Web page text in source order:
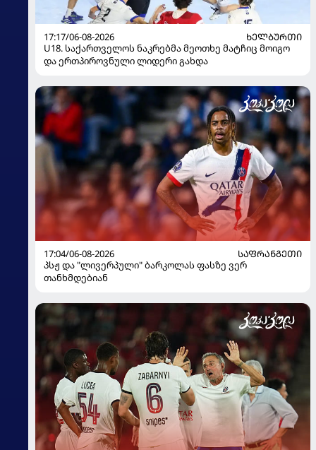
17:17/06-08-2026
ᲮᲔᲚᲑᲣᲠᲗᲘ
U18. საქართველოს ნაკრებმა მეოთხე მატჩიც მოიგო
და ერთპიროვნული ლიდერი გახდა
17:04/06-08-2026
ᲡᲐᲤᲠᲐᲜᲒᲔᲗᲘ
პსჟ და "ლივერპული" ბარკოლას ფასზე ვერ
თანხმდებიან